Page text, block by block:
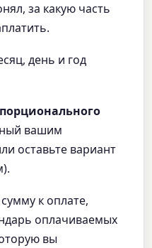
за какую часть
день и год
вашим
оставьте вариант
сумму к оплате,
оплачиваемых
вы